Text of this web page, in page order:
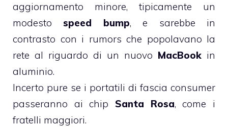
aggiornamento minore, tipicamente un
modestospeed bump, e sarebbe in
contrasto con i rumors che popolavano la
rete al riguardo di un nuovo MacBook in
aluminio.
Incerto pure se i portatili di fascia consumer
passeranno ai chip Santa Rosa, come i
fratelli maggiori.